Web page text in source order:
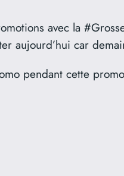
avec la
aujourd’hui car
pendant cette